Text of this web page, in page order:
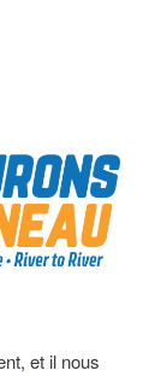
et il nous